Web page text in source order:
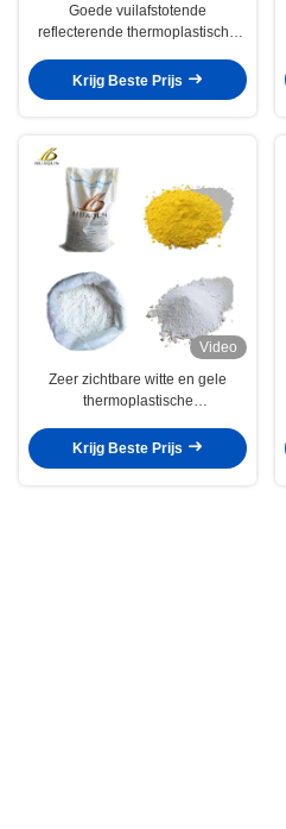
Goede vuilafstotende
reflecterende thermoplastische
Krijg Beste Prijs
Video
Zeer zichtbare witte en gele
thermoplastische
verkeersveiligheid
Krijg Beste Prijs